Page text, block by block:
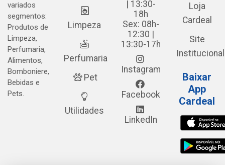
variados
segmentos:
Produtos de
Limpeza,
Perfumaria,
Alimentos,
Bomboniere,
Bebidas e
Pets.
Limpeza
Perfumaria
Pet
Utilidades
| 13:30-
18h
Sex: 08h-
12:30 |
13:30-17h
Instagram
Facebook
LinkedIn
Loja
Cardeal
Site
Institucional
Baixar
App
Cardeal